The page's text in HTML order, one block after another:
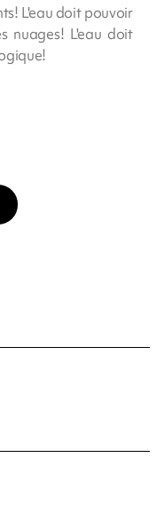
L'eau doit pouvoir
nuages! L'eau doit